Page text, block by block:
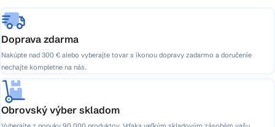
e
Doprava zdarma
Nakúpte nad 300 € alebo vyberajte tovar s ikonou dopravy zadarmo a doručenie
nechajte kompletne na nás.
Obrovský výber skladom